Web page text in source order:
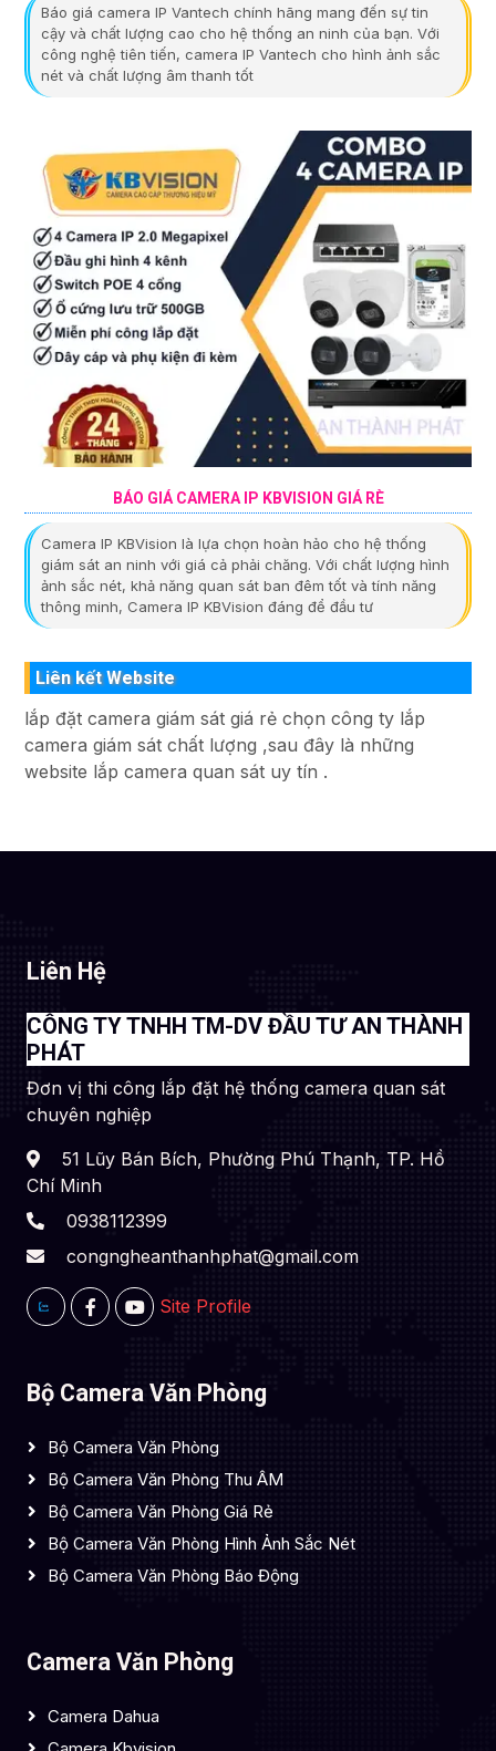
Báo giá camera IP Vantech chính hãng mang đến sự tin
cậy và chất lượng cao cho hệ thống an ninh của bạn. Với
công nghệ tiên tiến, camera IP Vantech cho hình ảnh sắc
nét và chất lượng âm thanh tốt
BÁO GIÁ CAMERA IP KBVISION GIÁ RÈ
Camera IP KBVision là lựa chọn hoàn hảo cho hệ thống
giám sát an ninh với giá cả phải chăng. Với chất lượng hình
ảnh sắc nét, khả năng quan sát ban đêm tốt và tính năng
thông minh, Camera IP KBVision đáng để đầu tư
Liên kết Website
lắp đặt camera giám sát giá rẻ chọn công ty lắp
camera giám sát chất lượng ,sau đây là những
website lắp camera quan sát uy tín .
Liên Hệ
CÔNG TY TNHH TM-DV ĐẦU TƯ AN THÀNH
PHÁT
Đơn vị thi công lắp đặt hệ thống camera quan sát
chuyên nghiệp
51 Lũy Bán Bích, Phường Phú Thạnh, TP. Hồ
Chí Minh
0938112399
congngheanthanhphat@gmail.com
Site Profile
Bộ Camera Văn Phòng
Bộ Camera Văn Phòng
Bộ Camera Văn Phòng Thu ÂM
Bộ Camera Văn Phòng Giá Rẻ
Bộ Camera Văn Phòng Hình Ảnh Sắc Nét
Bộ Camera Văn Phòng Báo Động
Camera Văn Phòng
Camera Dahua